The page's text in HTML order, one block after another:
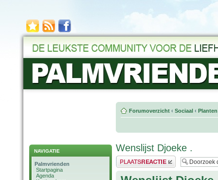
NAVIGATIE
Palmvrienden
Startpagina
Agenda
Forumoverzicht ‹ Sociaal ‹
Wenslijst Djoeke .
Plaats een reactie